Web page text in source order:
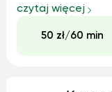
polski, angielski
w sposób
połączona jest z
czytaj więcej
50 zł/60 min